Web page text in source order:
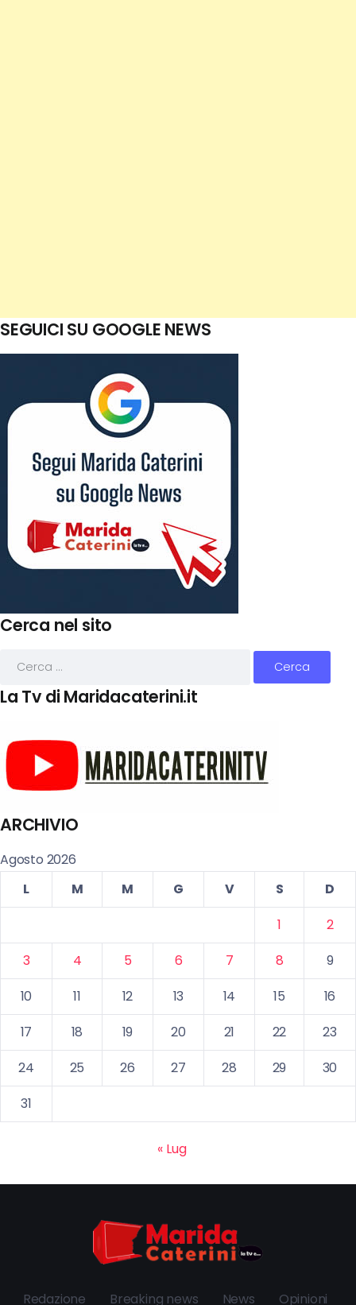
SEGUICI SU GOOGLE NEWS
Cerca nel sito
La Tv di Maridacaterini.it
ARCHIVIO
Agosto 2026
L
M M G V S
D
1
2
3
4 5 6 7 8
9
10
11 12 13 14 15
16
17
18 19 20 21 22
23
24
25 26 27 28 29
30
31
« Lug
Redazione Breaking news News Opinioni